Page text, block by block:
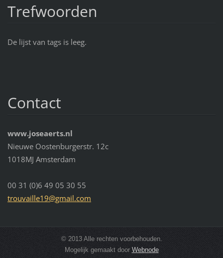
Trefwoorden
De lijst van tags is leeg.
Contact
www.joseaerts.nl
Nieuwe Oostenburgerstr. 12c
1018MJ Amsterdam
00 31 (0)6 49 05 30 55
trouvaille19@gmail.com
© 2013 Alle rechten voorbehouden.
Mogelijk gemaakt door Webnode